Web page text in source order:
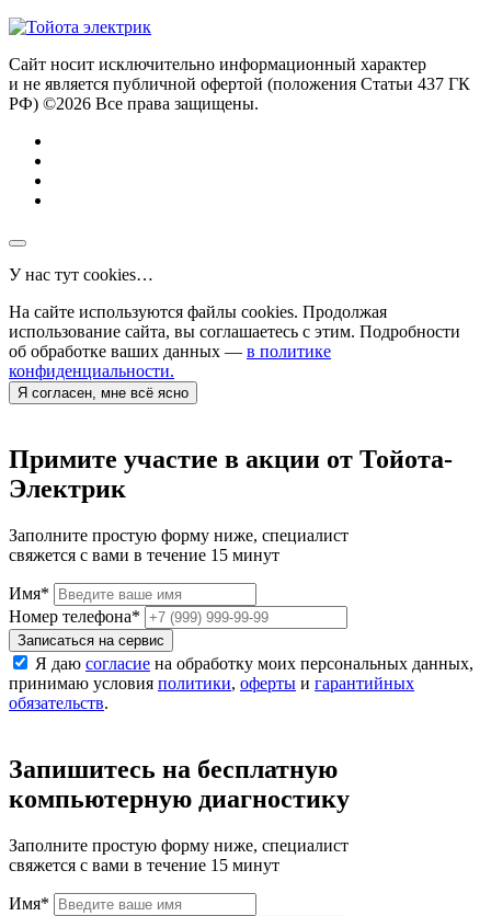
Сайт носит исключительно информационный характер
и не является публичной офертой (положения Статьи 437 ГК
РФ) ©2026 Все права защищены.
У нас тут cookies…
На сайте используются файлы cookies. Продолжая
использование сайта, вы соглашаетесь с этим. Подробности
об обработке ваших данных — в политике
конфиденциальности.
Я согласен, мне всё ясно
Примите участие в акции от Тойота-
Электрик
Заполните простую форму ниже, специалист
свяжется с вами в течение 15 минут
Имя*
Номер телефона*
Записаться на сервис
Я даю согласие на обработку моих персональных данных,
принимаю условия политики, оферты и гарантийных
обязательств.
Запишитесь на бесплатную
компьютерную диагностику
Заполните простую форму ниже, специалист
свяжется с вами в течение 15 минут
Имя*